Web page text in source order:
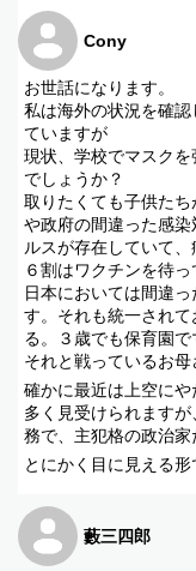
https://
Cony
お世話になります。
私は海外の状況を確
ていますが
現状、学校でマスク
でしょうか？
取りたくても子供た
や政府の間違った感
ルスが存在していて
６割はワクチンを待っ
日本においては間違
す。それも統一され
る。３歳でも保育園で
それと戦っているお母
確かに最近は上空に
多く見受けられます
務で、主犯格の政治
とにかく目に見える
藪三四郎